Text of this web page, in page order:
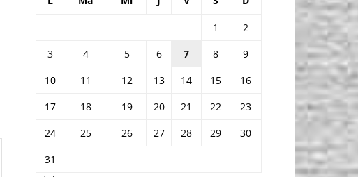
1
2
3
4 5 6 7 8
9
10
11 12 13 14 15
16
17
18 19 20 21 22
23
24
25 26 27 28 29
30
31